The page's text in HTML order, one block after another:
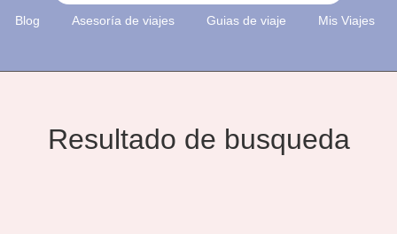
Blog Asesoría de viajes Guias de viaje Mis Viajes
Resultado de busqueda